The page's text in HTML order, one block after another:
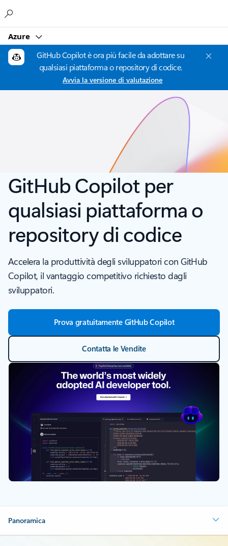
Azure
GitHub Copilot è ora più facile da adottare su
qualsiasi piattaforma o repository di codice.
Avvia la versione di valutazione
GitHub Copilot per
qualsiasi piattaforma o
repository di codice
Accelera la produttività degli sviluppatori con GitHub
Copilot, il vantaggio competitivo richiesto dagli
sviluppatori.
Prova gratuitamente GitHub Copilot
Contatta le Vendite
Panoramica